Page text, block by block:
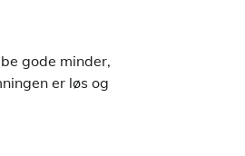
gode minder,
er løs og